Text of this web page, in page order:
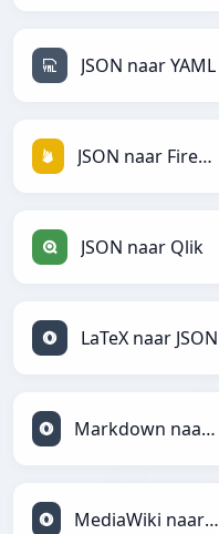
JSON naar YAML
JSON naar Firebase
JSON naar Qlik
LaTeX naar JSON
Markdown naar JSON
MediaWiki naar JSON